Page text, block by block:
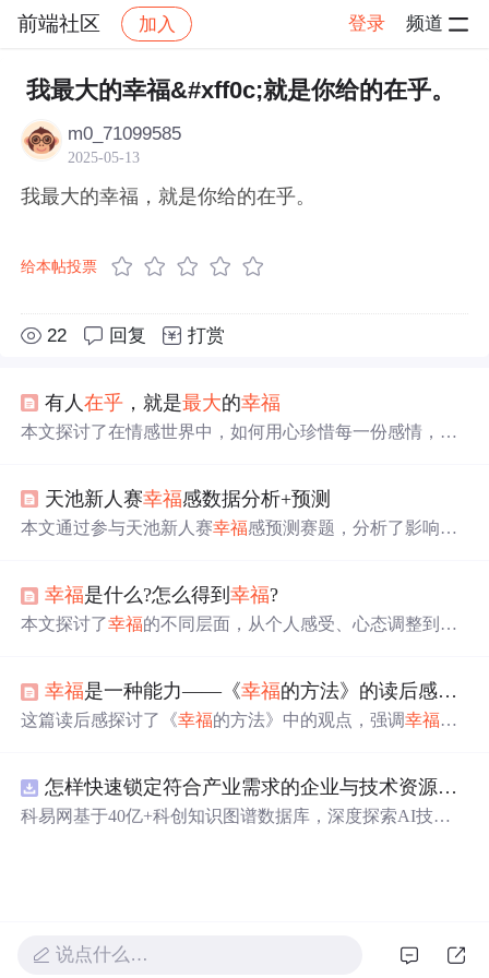
前端社区 加入 登录 频道
社区 前端社区 感慨 帖子详情
我最大的幸福&#xff0c;就是你给的在乎。
m0_71099585
2025-05-13
我最大的幸福，就是你给的在乎。
给本帖投票
22 回复 打赏
有人在乎 ，就是最大的幸福
本文探讨了在情感世界中，如何用心珍惜每一份感情，通
天池新人赛幸福感数据分析+预测
本文通过参与天池新人赛幸福感预测赛题，分析了影响幸
幸福感较高，年龄和收入合理程度对
最后，通过主成分分析和神经网络模型对测试集的幸福
幸福是什么?怎么得到幸福?
本文探讨了幸福的不同层面，从个人感受、心态调整到哲
内心的感受。
幸福是一种能力——《幸福的方法》的读后感作文1900字
这篇读后感探讨了《幸福的方法》中的观点，强调幸福是
，并指出幸福可以通过训练感知力来提升。实验表明，关
注生活中的正面事物能增加幸福感，挑战了人们普遍的
怎样快速锁定符合产业需求的企业与技术资源？.docx
科易网基于40亿+科创知识图谱数据库，深度探索AI技术
说点什么…